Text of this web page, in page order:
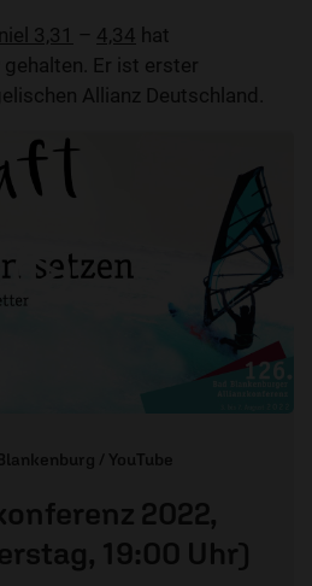
3,31 – 4,34 hat
gehalten. Er ist erster
Allianz Deutschland.
/ YouTube
2022,
19:00 Uhr)